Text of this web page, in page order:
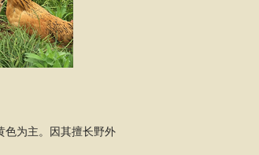
色为主。因其擅长野外